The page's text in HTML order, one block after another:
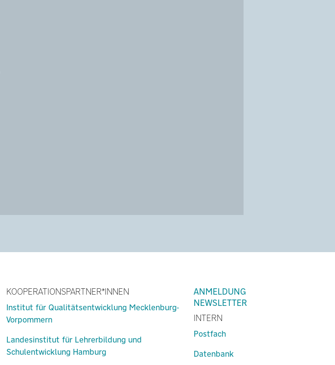
KOOPERATIONSPARTNER*INNEN
Institut für Qualitätsentwicklung Mecklenburg-
Vorpommern
Landesinstitut für Lehrerbildung und
Schulentwicklung Hamburg
ANMELDUNG
NEWSLETTER
INTERN
Postfach
Datenbank